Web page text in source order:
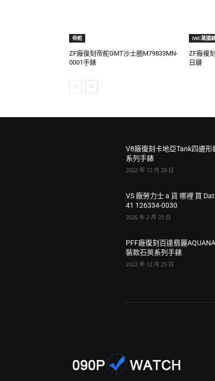
帝舵
ZF廠復刻帝舵GMT沙士圈M79833MN-
0001手錶
IWC萬國
ZF廠複
日鏈
V8廠復刻卡地亞Tank四邊形
系列手錶
2022 年 12 月 28 日
VS 廠勞力士 a 貨 哪裡 買
41 126334-0030
2026 年 2 月 25 日
PFF廠復刻百達翡麗
裝款石英系列手錶
2022 年 12 月 25 日